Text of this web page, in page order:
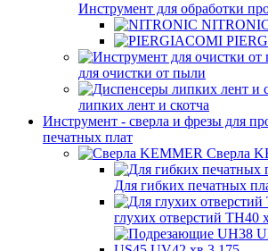
Инструмент для обработки
для очистки от пыли
липких лент и скотча
Инструмент - сверла и фрезы для
печатных плат
Сверла
Для гибких печатных
глухих отверстий TH40